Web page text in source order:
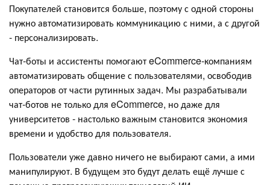
Покупателей становится больше, поэтому с одной стороны
нужно автоматизировать коммуникацию с ними, а с другой
- персонализировать.
Чат-боты и ассистенты помогают eCommerce-компаниям
автоматизировать общение с пользователями, освободив
операторов от части рутинных задач. Мы разрабатывали
чат-ботов не только для eCommerce, но даже для
университетов - настолько важным становится экономия
времени и удобство для пользователя.
Пользователи уже давно ничего не выбирают сами, а ими
манипулируют. В будущем это будут делать ещё лучше с